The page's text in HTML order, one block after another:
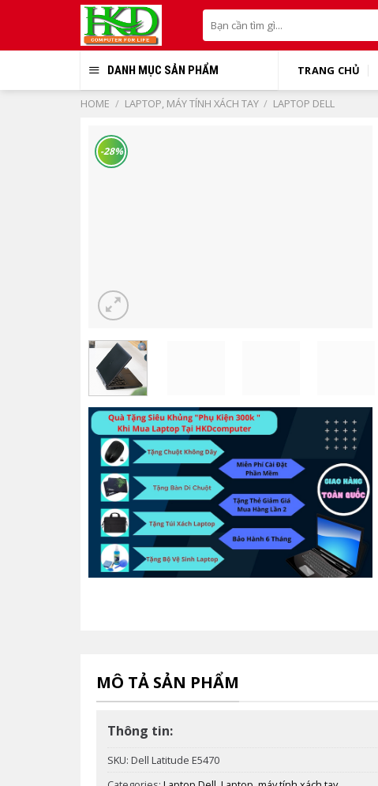
content
for:
DANH MỤC SẢN PHẨM TRANG CHỦ
HOME / LAPTOP, MÁY TÍNH XÁCH TAY / LAPTOP DELL
-28%
MÔ TẢ SẢN PHẨM
Thông tin:
SKU: Dell Latitude E5470